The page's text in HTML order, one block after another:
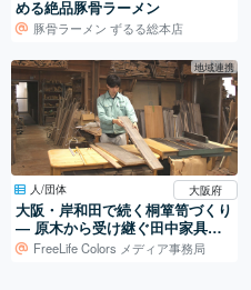
める絶品豚骨ラーメン
豚骨ラーメン ずるる総本店
地域連携
人/団体 大阪府
大阪・岸和田で続く桐箪笥づくり
― 原木から受け継ぐ田中家具製
作所の仕事
FreeLife Colors メディア事務局